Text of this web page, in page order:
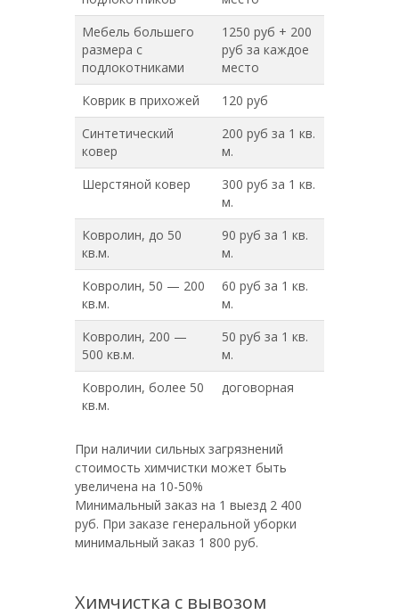
Мебель большего
размера с
подлокотниками
1250 руб + 200
руб за каждое
место
Коврик в прихожей
120 руб
Синтетический
ковер
200 руб за 1 кв.
м.
Шерстяной ковер
300 руб за 1 кв.
м.
Ковролин, до 50
кв.м.
90 руб за 1 кв.
м.
Ковролин, 50 — 200
кв.м.
60 руб за 1 кв.
м.
Ковролин, 200 —
500 кв.м.
50 руб за 1 кв.
м.
Ковролин, более 50
кв.м.
договорная
При наличии сильных загрязнений
стоимость химчистки может быть
увеличена на 10-50%
Минимальный заказ на 1 выезд 2 400
руб. При заказе генеральной уборки
минимальный заказ 1 800 руб.
Химчистка с вывозом